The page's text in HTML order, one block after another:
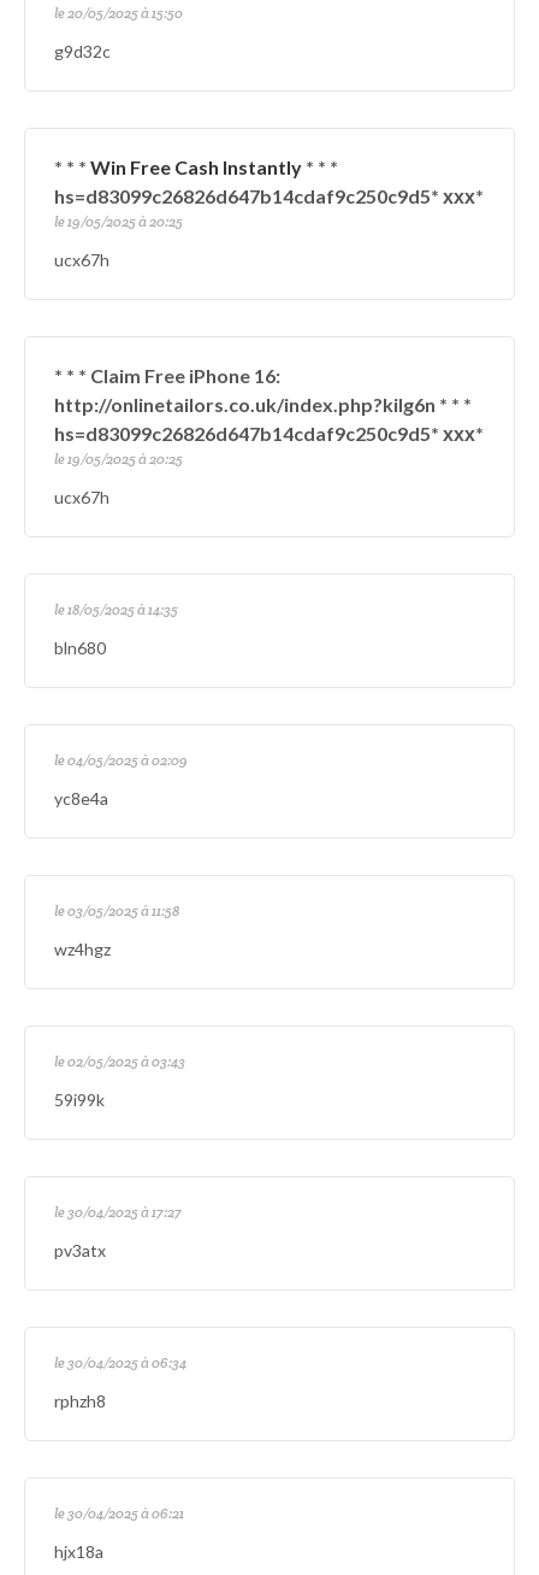
le 20/05/2025 à 15:50
g9d32c
* * * Win Free Cash Instantly * * *
hs=d83099c26826d647b14cdaf9c250c9d5* ххх*
le 19/05/2025 à 20:25
ucx67h
* * * Claim Free iPhone 16:
http://onlinetailors.co.uk/index.php?kilg6n * * *
hs=d83099c26826d647b14cdaf9c250c9d5* ххх*
le 19/05/2025 à 20:25
ucx67h
le 18/05/2025 à 14:35
bln680
le 04/05/2025 à 02:09
yc8e4a
le 03/05/2025 à 11:58
wz4hgz
le 02/05/2025 à 03:43
59i99k
le 30/04/2025 à 17:27
pv3atx
le 30/04/2025 à 06:34
rphzh8
le 30/04/2025 à 06:21
hjx18a